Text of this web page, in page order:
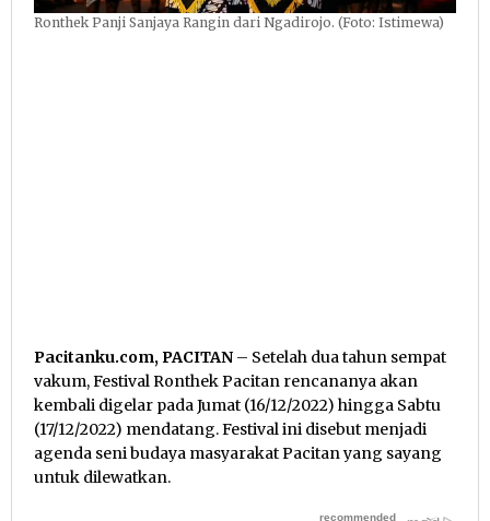
Ronthek Panji Sanjaya Rangin dari Ngadirojo. (Foto: Istimewa)
Pacitanku.com, PACITAN – Setelah dua tahun sempat
vakum, Festival Ronthek Pacitan rencananya akan
kembali digelar pada Jumat (16/12/2022) hingga Sabtu
(17/12/2022) mendatang. Festival ini disebut menjadi
agenda seni budaya masyarakat Pacitan yang sayang
untuk dilewatkan.